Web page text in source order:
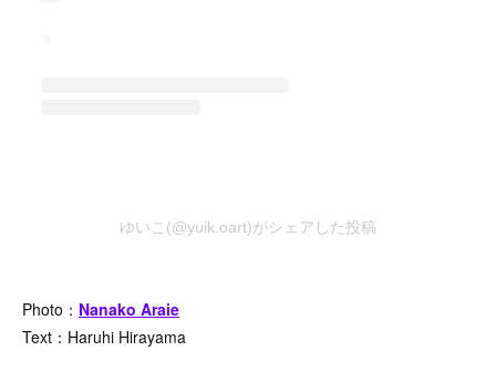
ゆいこ(@yuik.oart)がシェアした投稿
Photo： Nanako Araie
Text：Haruhi Hirayama